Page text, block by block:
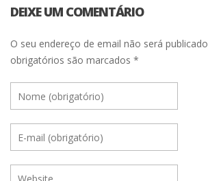
DEIXE UM COMENTÁRIO
O seu endereço de email não será publicado
obrigatórios são marcados *